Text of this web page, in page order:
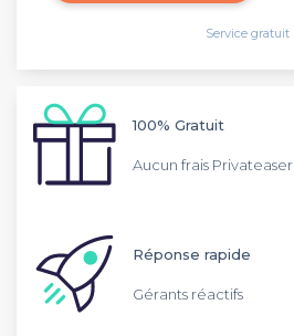
Service gratuit
100% Gratuit
Aucun frais Privateaser
Réponse rapide
Gérants réactifs